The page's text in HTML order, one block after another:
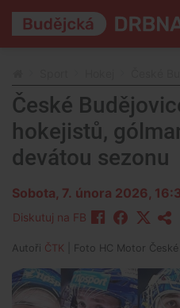
České
hokejistů,
devátou sezonu
Sobota, 7. února 2026,
Diskutuj na FB
Autoři ČTK | Foto HC Motor